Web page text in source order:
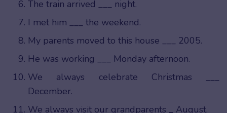
The train arrived ___ night.
I met him ___ the weekend.
My parents moved to this house ___ 2005.
He was working ___ Monday afternoon.
We always celebrate Christmas ___
December.
We always visit our grandparents _ August.